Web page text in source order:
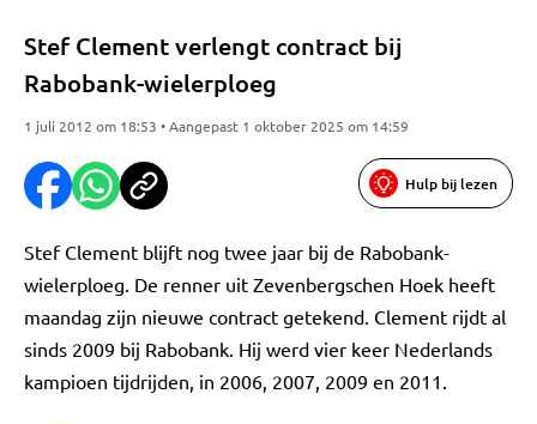
Stef Clement verlengt contract bij
Rabobank-wielerploeg
1 juli 2012 om 18:53 • Aangepast 1 oktober 2025 om 14:59
Hulp bij lezen
Stef Clement blijft nog twee jaar bij de Rabobank-
wielerploeg. De renner uit Zevenbergschen Hoek heeft
maandag zijn nieuwe contract getekend. Clement rijdt al
sinds 2009 bij Rabobank. Hij werd vier keer Nederlands
kampioen tijdrijden, in 2006, 2007, 2009 en 2011.